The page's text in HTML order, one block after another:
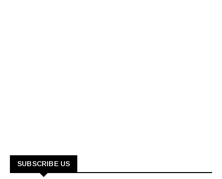
SUBSCRIBE US